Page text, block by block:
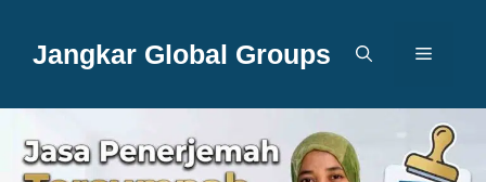
Jangkar Global Groups Menu